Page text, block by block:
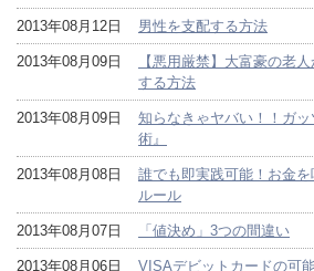
2013年08月12日 男性を支配する方法
2013年08月09日
【悪用厳禁】大富豪の老
する方法
2013年08月09日
知らなきゃヤバい！！ガ
術』
2013年08月08日
誰でも即実践可能！お金
ルール
2013年08月07日 「値決め」3つの間違い
2013年08月06日
VISAデビットカードの可